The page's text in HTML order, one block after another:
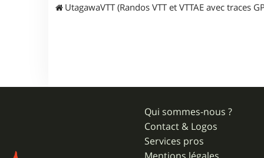
UtagawaVTT (Randos VTT et VTTAE avec traces
Qui sommes-nous ?
Contact & Logos
Services pros